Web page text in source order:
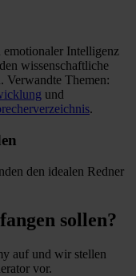
Intelligenz
wissenschaftliche
Verwandte Themen:
und
.
den idealen Redner
sollen?
auf und wir stellen
vor.